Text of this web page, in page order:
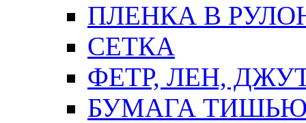
ПЛЕНКА В
СЕТКА
ФЕТР, ЛЕН,
БУМАГА